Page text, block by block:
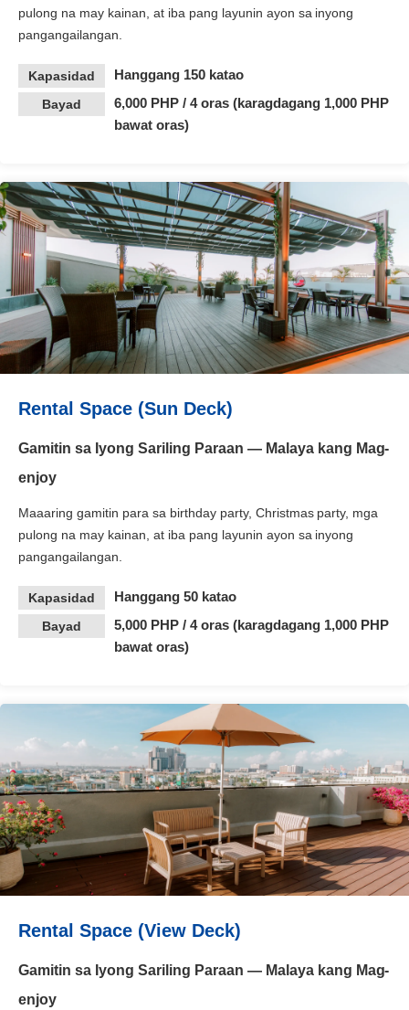
pulong na may kainan, at iba pang layunin ayon sa inyong
pangangailangan.
Kapasidad Hanggang 150 katao
Bayad
6,000 PHP / 4 oras (karagdagang 1,000 PHP
bawat oras)
Rental Space (Sun Deck)
Gamitin sa Iyong Sariling Paraan — Malaya kang Mag-
enjoy
Maaaring gamitin para sa birthday party, Christmas party, mga
pulong na may kainan, at iba pang layunin ayon sa inyong
pangangailangan.
Kapasidad Hanggang 50 katao
Bayad
5,000 PHP / 4 oras (karagdagang 1,000 PHP
bawat oras)
Rental Space (View Deck)
Gamitin sa Iyong Sariling Paraan — Malaya kang Mag-
enjoy